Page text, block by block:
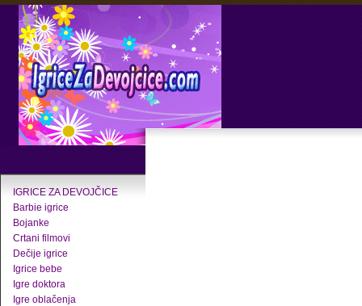
IGRICE ZA DEVOJČICE
Barbie igrice
Bojanke
Crtani filmovi
Dečije igrice
Igrice bebe
Igre doktora
Igre oblačenja